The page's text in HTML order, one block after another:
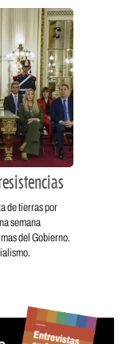
de tierras por
semana
del Gobierno.